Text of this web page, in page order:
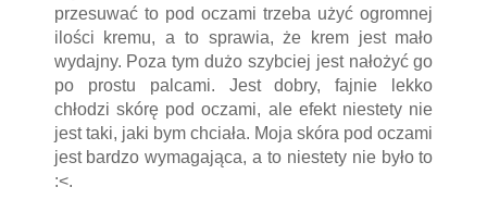
przesuwać to pod oczami trzeba użyć ogromnej
ilości kremu, a to sprawia, że krem jest mało
wydajny. Poza tym dużo szybciej jest nałożyć go
po prostu palcami. Jest dobry, fajnie lekko
chłodzi skórę pod oczami, ale efekt niestety nie
jest taki, jaki bym chciała. Moja skóra pod oczami
jest bardzo wymagająca, a to niestety nie było to
:<.